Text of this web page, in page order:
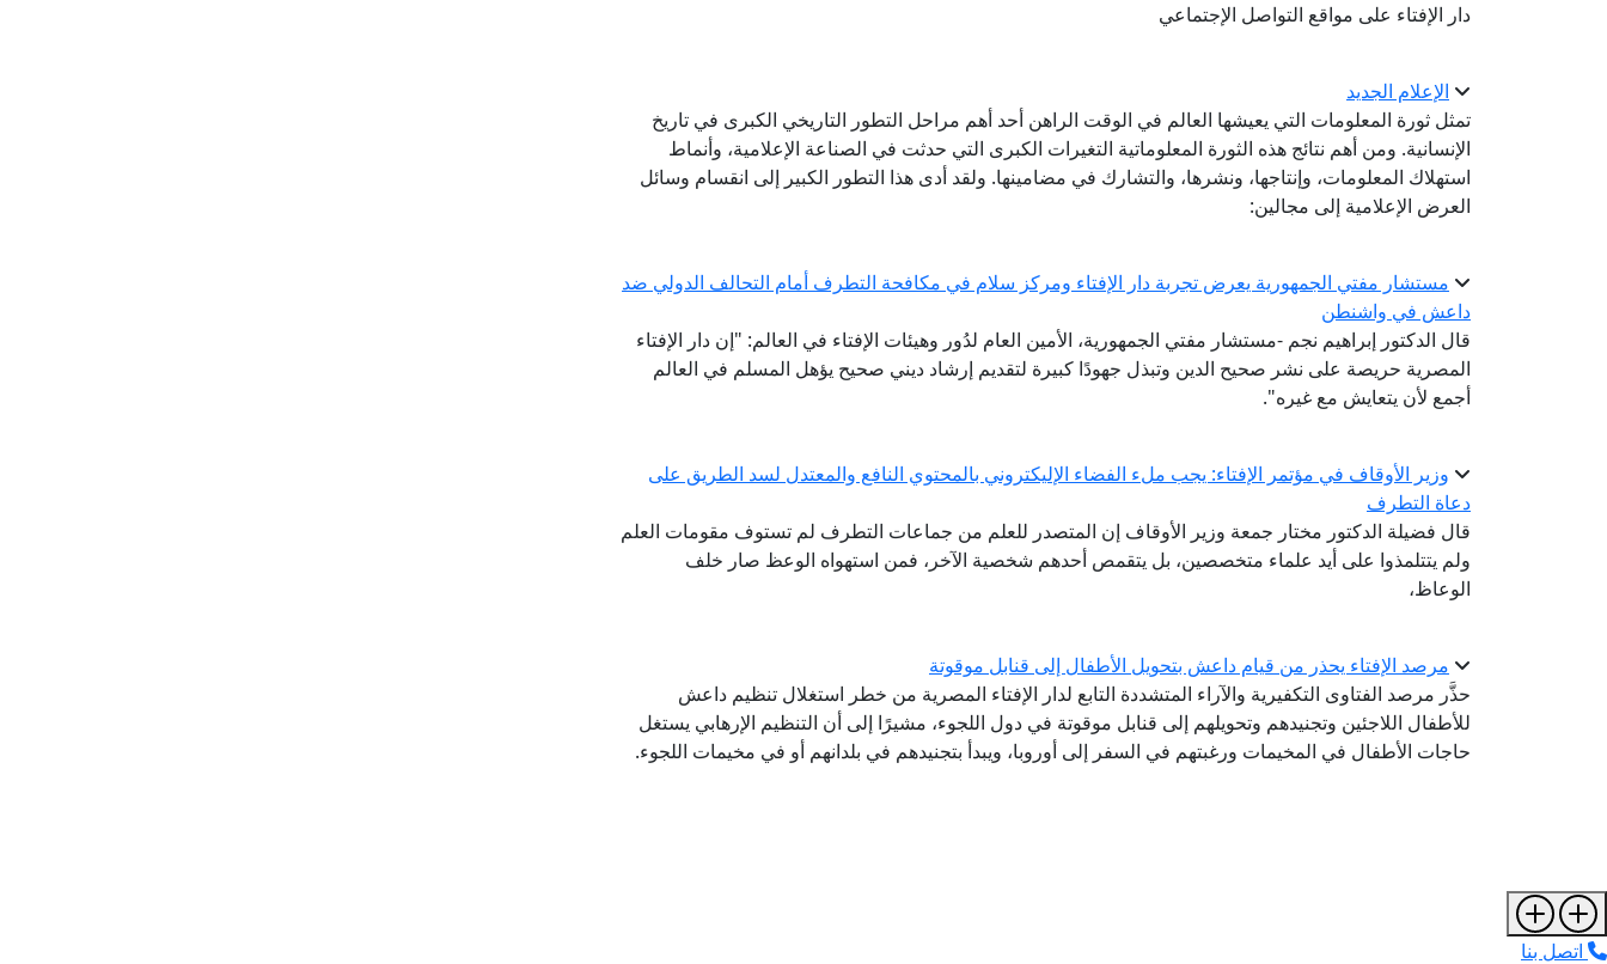
دار الإفتاء على مواقع التواصل الإجتماعي
الإعلام الجديد
تمثل ثورة المعلومات التي يعيشها العالم في الوقت الراهن أحد أهم مراحل التطور التاريخي الكبرى في تاريخ
الإنسانية. ومن أهم نتائج هذه الثورة المعلوماتية التغيرات الكبرى التي حدثت في الصناعة الإعلامية، وأنماط
استهلاك المعلومات، وإنتاجها، ونشرها، والتشارك في مضامينها. ولقد أدى هذا التطور الكبير إلى انقسام وسائل
العرض الإعلامية إلى مجالين:
مستشار مفتي الجمهورية يعرض تجربة دار الإفتاء ومركز سلام في مكافحة التطرف أمام التحالف الدولي ضد
داعش في واشنطن
قال الدكتور إبراهيم نجم -مستشار مفتي الجمهورية، الأمين العام لدُور وهيئات الإفتاء في العالم: "إن دار الإفتاء
المصرية حريصة على نشر صحيح الدين وتبذل جهودًا كبيرة لتقديم إرشاد ديني صحيح يؤهل المسلم في العالم
أجمع لأن يتعايش مع غيره".
وزير الأوقاف في مؤتمر الإفتاء: يجب ملء الفضاء الإليكتروني بالمحتوي النافع والمعتدل لسد الطريق على
دعاة التطرف
قال فضيلة الدكتور مختار جمعة وزير الأوقاف إن المتصدر للعلم من جماعات التطرف لم تستوف مقومات العلم
ولم يتتلمذوا على أيد علماء متخصصين، بل يتقمص أحدهم شخصية الآخر، فمن استهواه الوعظ صار خلف
الوعاظ،
مرصد الإفتاء يحذر من قيام داعش بتحويل الأطفال إلى قنابل موقوتة
حذَّر مرصد الفتاوى التكفيرية والآراء المتشددة التابع لدار الإفتاء المصرية من خطر استغلال تنظيم داعش
للأطفال اللاجئين وتجنيدهم وتحويلهم إلى قنابل موقوتة في دول اللجوء، مشيرًا إلى أن التنظيم الإرهابي يستغل
حاجات الأطفال في المخيمات ورغبتهم في السفر إلى أوروبا، ويبدأ بتجنيدهم في بلدانهم أو في مخيمات اللجوء.
اتصل بنا